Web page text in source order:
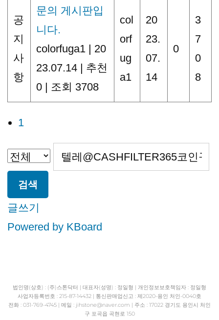
공
지
사
항
문의 게시판입
니다.
colorfuga1 | 20
23.07.14 | 추천
0 | 조회 3708
col
orf
ug
a1
20
23.
07.
14
0
3
7
0
8
1
검색
글쓰기
Powered by KBoard
법인명(상호) : (주)스톤닥터 | 대표자(성명) : 정일형 | 개인정보보호책임자 : 정일형
사업자등록번호 : 215-87-14432 | 통신판매업신고 : 제2020-용인 처인-0040호
전화 : 031-769-4745 | 메일 : jihstone@naver.com | 주소 : 17022 경기도 용인시 처인
구 포곡읍 곡현로 150